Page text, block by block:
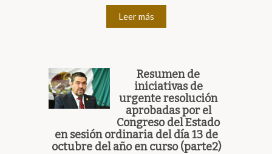
Leer más
Resumen de
iniciativas de
urgente resolución
aprobadas por el
Congreso del Estado
en sesión ordinaria del día 13 de
octubre del año en curso (parte2)